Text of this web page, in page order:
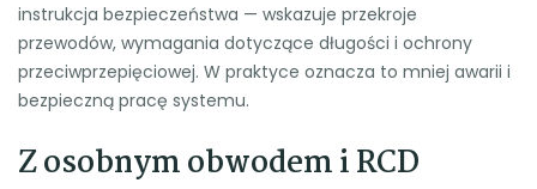
instrukcja bezpieczeństwa — wskazuje przekroje
przewodów, wymagania dotyczące długości i ochrony
przeciwprzepięciowej. W praktyce oznacza to mniej awarii i
bezpieczną pracę systemu.
Z osobnym obwodem i RCD